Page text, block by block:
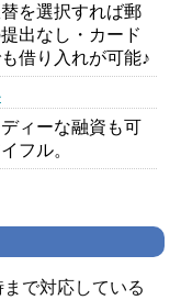
を選択すれば郵
出なし・カード
借り入れが可能♪
ィーな融資も可
フル。
で対応している